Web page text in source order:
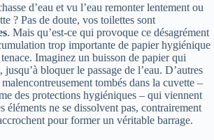
d’eau et vu l’eau remonter lentement ou
? Pas de doute, vos toilettes sont
. Mais qu’est-ce qui provoque ce désagrément
trop importante de papier hygiénique
Imaginez un buisson de papier qui
bloquer le passage de l’eau. D’autres
tombés dans la cuvette –
des protections hygiéniques – qui viennent
éléments ne se dissolvent pas, contrairement
pour former un véritable barrage.